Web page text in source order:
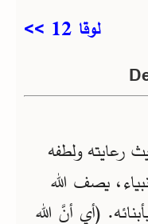
لوقا 12 >>
رعايته ولطفه
يصف الله
(أي أنَّ الله